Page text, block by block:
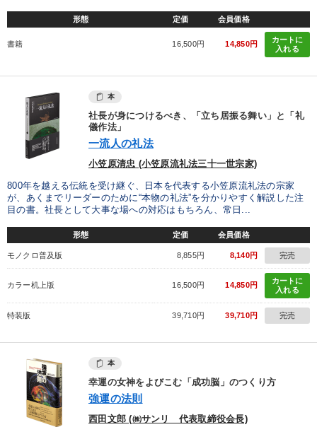
形態 定価 会員価格
書籍 16,500円 14,850円
カートに
入れる
本
社長が身につけるべき、「立ち居振る舞い」と「礼
儀作法」
一流人の礼法
小笠原清忠 (小笠原流礼法三十一世宗家)
800年を越える伝統を受け継ぐ、日本を代表する小笠原流礼法の宗家
が、あくまでリーダーのために“本物の礼法”を分かりやすく解説した注
目の書。社長として大事な場への対応はもちろん、常日...
形態 定価 会員価格
モノクロ普及版 8,855円 8,140円 完売
カラー机上版 16,500円 14,850円
カートに
入れる
特装版 39,710円 39,710円 完売
本
幸運の女神をよびこむ「成功脳」のつくり方
強運の法則
西田文郎 (㈱サンリ 代表取締役会長)